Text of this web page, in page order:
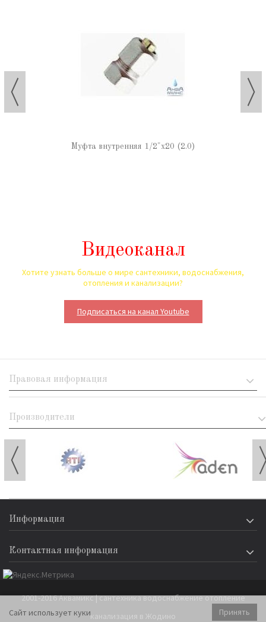
Муфта внутренняя 1/2"х20 (2.0)
Видеоканал
Хотите узнать больше о мире сантехники, водоснабжения,
отопления и канализации?
Подписаться на канал Youtube
Правовая информация
Производители
Информация
Контактная информация
2001-2016 Аквамикс | сантехника водоснабжение отопление
канализация в Жодино
Принять
Сайт использует куки